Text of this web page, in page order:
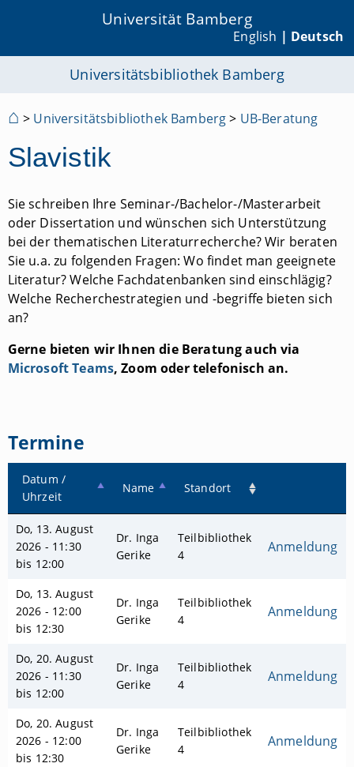
Universität Bamberg
English | Deutsch
Universitätsbibliothek Bamberg
⌂ > Universitätsbibliothek Bamberg> UB-Beratung
Slavistik
Sie schreiben Ihre Seminar-/Bachelor-/Masterarbeit
oder Dissertation und wünschen sich Unterstützung
bei der thematischen Literaturrecherche? Wir beraten
Sie u.a. zu folgenden Fragen: Wo findet man geeignete
Literatur? Welche Fachdatenbanken sind einschlägig?
Welche Recherchestrategien und -begriffe bieten sich
an?
Gerne bieten wir Ihnen die Beratung auch via
Microsoft Teams, Zoom oder telefonisch an.
Termine
Datum /
Uhrzeit
Name Standort
Do, 13. August
2026 - 11:30
bis 12:00
Dr. Inga
Gerike
Teilbibliothek
4
Anmeldung
Do, 13. August
2026 - 12:00
bis 12:30
Dr. Inga
Gerike
Teilbibliothek
4
Anmeldung
Do, 20. August
2026 - 11:30
bis 12:00
Dr. Inga
Gerike
Teilbibliothek
4
Anmeldung
Do, 20. August
2026 - 12:00
bis 12:30
Dr. Inga
Gerike
Teilbibliothek
4
Anmeldung